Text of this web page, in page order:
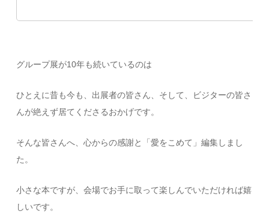
グループ展が10年も続いているのは
ひとえに昔も今も、出展者の皆さん、そして、ビジターの皆さ
んが絶えず居てくださるおかげです。
そんな皆さんへ、心からの感謝と「愛をこめて」編集しまし
た。
小さな本ですが、会場でお手に取って楽しんでいただければ嬉
しいです。